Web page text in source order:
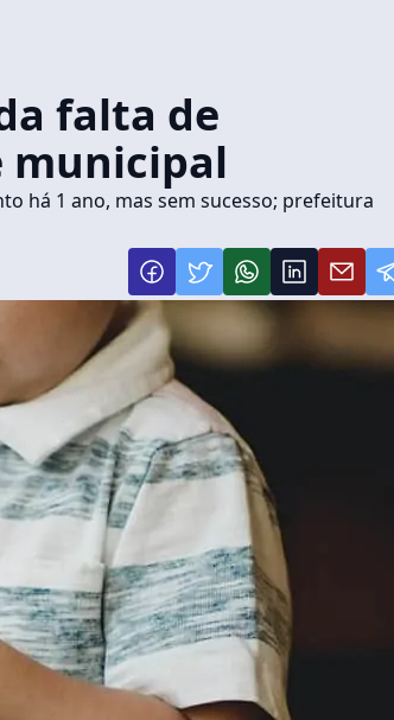
falta de
municipal
há 1 ano, mas sem sucesso; prefeitura